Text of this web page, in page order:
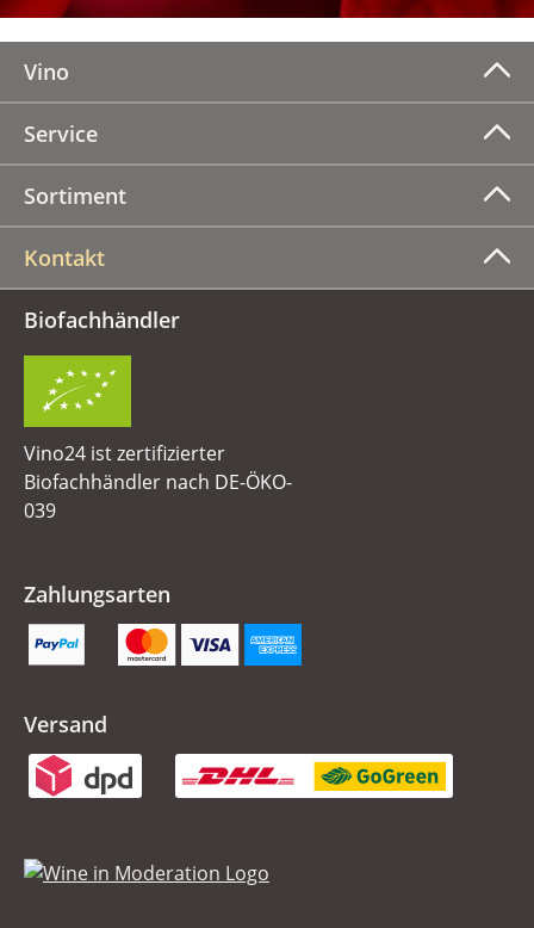
Vino
Service
Sortiment
Kontakt
Biofachhändler
Vino24 ist zertifizierter
Biofachhändler nach DE-ÖKO-
039
Zahlungsarten
Versand